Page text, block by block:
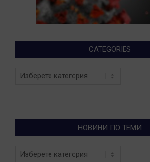
CATEGORIES
Categories
НОВИНИ ПО ТЕМИ
Новини